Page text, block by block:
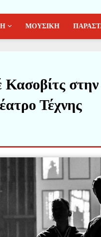
ΜΟΥΣΙΚΗ
Κασοβίτς
Τέχνης